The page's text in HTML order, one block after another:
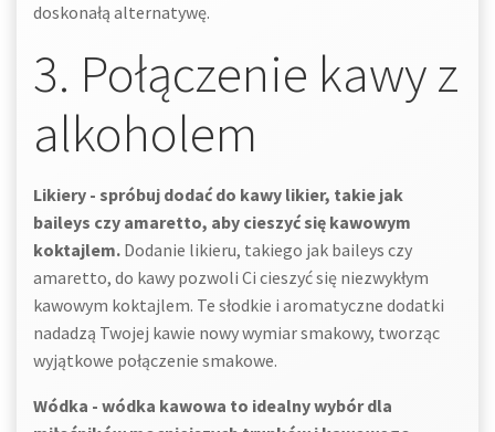
doskonałą alternatywę.
3. Połączenie kawy z
alkoholem
Likiery - spróbuj dodać do kawy likier, takie jak
baileys czy amaretto, aby cieszyć się kawowym
koktajlem. Dodanie likieru, takiego jak baileys czy
amaretto, do kawy pozwoli Ci cieszyć się niezwykłym
kawowym koktajlem. Te słodkie i aromatyczne dodatki
nadadzą Twojej kawie nowy wymiar smakowy, tworząc
wyjątkowe połączenie smakowe.
Wódka - wódka kawowa to idealny wybór dla